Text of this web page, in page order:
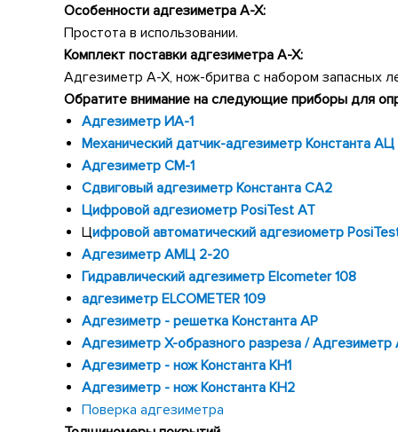
Особенности адгезиметра А-Х:
Простота в использовании.
Комплект поставки адгезиметра А-Х:
Адгезиметр А-Х, нож-бритва с набором запасных
Обратите внимание на следующие приборы для
Адгезиметр ИА-1
Механический датчик-адгезиметр Константа АЦ
Адгезиметр СМ-1
Сдвиговый адгезиметр Константа СА2
Цифровой адгезиометр PosiTest AT
Цифровой автоматический адгезиометр
Адгезиметр АМЦ 2-20
Гидравлический адгезиметр Elcometer 108
адгезиметр ELCOMETER 109
Адгезиметр - решетка Константа АР
Адгезиметр Х-образного разреза / Адгезиметр
Адгезиметр - нож Константа КН1
Адгезиметр - нож Константа КН2
Поверка адгезиметра